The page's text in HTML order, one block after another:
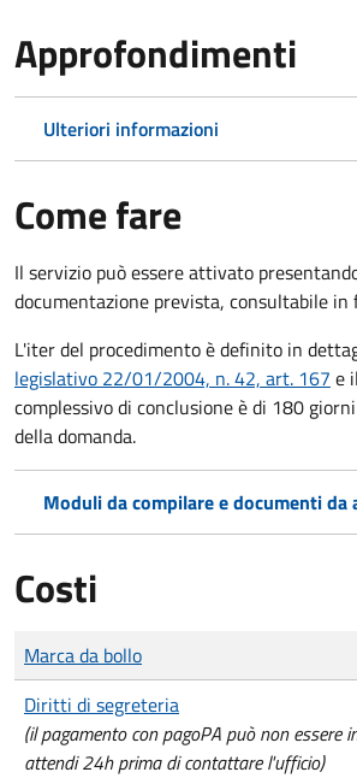
Approfondimenti
Ulteriori informazioni
Come fare
Il servizio può essere attivato
documentazione prevista, consultabile in
L'iter del procedimento è definito in
legislativo 22/01/2004, n. 42, art. 167 e
complessivo di conclusione è di 180
della domanda.
Moduli da compilare e documenti da
Costi
Tipo di pagamento
Importo
Marca da bollo
Diritti di segreteria
(il pagamento con pagoPA può non essere
attendi 24h prima di contattare l'ufficio)